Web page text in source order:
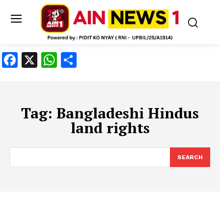
Facebook
X WhatsApp
Tag: Bangladeshi Hindus
land rights
SEARCH